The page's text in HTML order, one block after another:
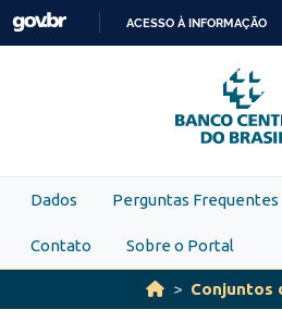
Skip to main content
PARA
O
ACESSO À INFORMAÇÃO
Dados Perguntas Frequentes
Contato Sobre o Portal
Conjuntos